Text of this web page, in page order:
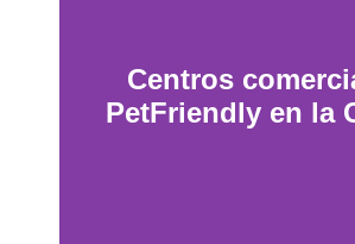
Centros
PetFriendly en la